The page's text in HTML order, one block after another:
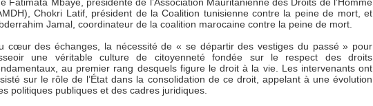
Chokri Latif, président de la Coalition tunisienne contre la peine de mort, et
Jamal, coordinateur de la coalition marocaine contre la peine de mort.
cœur des échanges, la nécessité de « se départir des vestiges du passé » pour
une véritable culture de citoyenneté fondée sur le respect des droits
au premier rang desquels figure le droit à la vie. Les intervenants ont
sur le rôle de l’État dans la consolidation de ce droit, appelant à une évolution
politiques publiques et des cadres juridiques.